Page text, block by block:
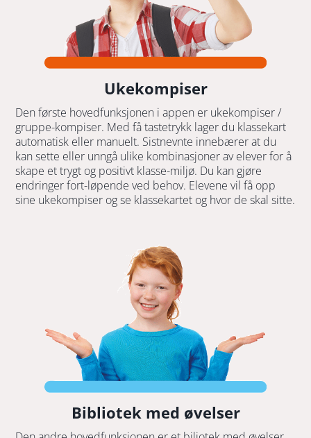
Ukekompiser
Den første hovedfunksjonen i appen er ukekompiser /
gruppe-kompiser. Med få tastetrykk lager du klassekart
automatisk eller manuelt. Sistnevnte innebærer at du
kan sette eller unngå ulike kombinasjoner av elever for å
skape et trygt og positivt klasse-miljø. Du kan gjøre
endringer fort-løpende ved behov. Elevene vil få opp
sine ukekompiser og se klassekartet og hvor de skal sitte.
Bibliotek med øvelser